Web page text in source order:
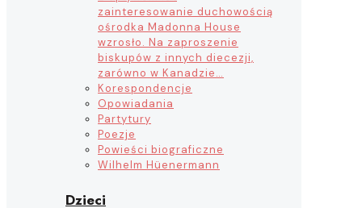
zainteresowanie duchowością
ośrodka Madonna House
wzrosło. Na zaproszenie
biskupów z innych diecezji,
zarówno w Kanadzie…
Korespondencje
Opowiadania
Partytury
Poezje
Powieści biograficzne
Wilhelm Hüenermann
Dzieci